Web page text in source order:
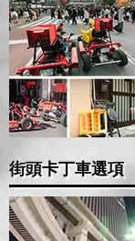
街頭卡丁車選項